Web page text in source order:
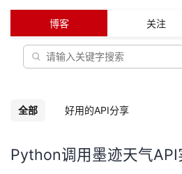
动
关
我
的
发
我
Programs
的
博客 关注
全部 好用的API分享
Python调用墨迹天气API